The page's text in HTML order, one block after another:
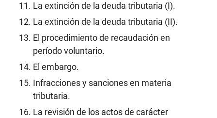
La extinción de la deuda tributaria (I).
La extinción de la deuda tributaria (II).
El procedimiento de recaudación en
período voluntario.
El embargo.
Infracciones y sanciones en materia
tributaria.
La revisión de los actos de carácter